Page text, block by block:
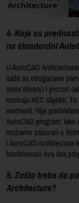
4. Koje su
na standardni
U AutoCAD
sada su obogaćene
vrata (doors) i prozori
nazivaju AEC objekti.
elementi. Nije
AutoCAD program.
možemo sačuvati u
i AutoCAD Architecture
kombinovati ova dva
5. Zašto treba da
Architecture?